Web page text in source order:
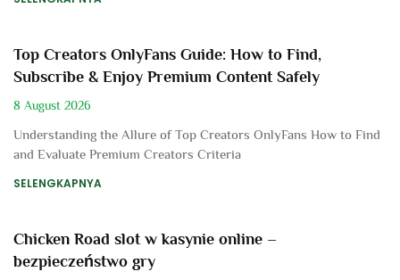
Top Creators OnlyFans Guide: How to Find,
Subscribe & Enjoy Premium Content Safely
8 August 2026
Understanding the Allure of Top Creators OnlyFans How to Find
and Evaluate Premium Creators Criteria
SELENGKAPNYA
Chicken Road slot w kasynie online –
bezpieczeństwo gry